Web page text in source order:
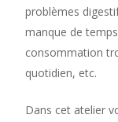
problèmes
manque de
consommation
quotidien, etc.
Dans cet atelier